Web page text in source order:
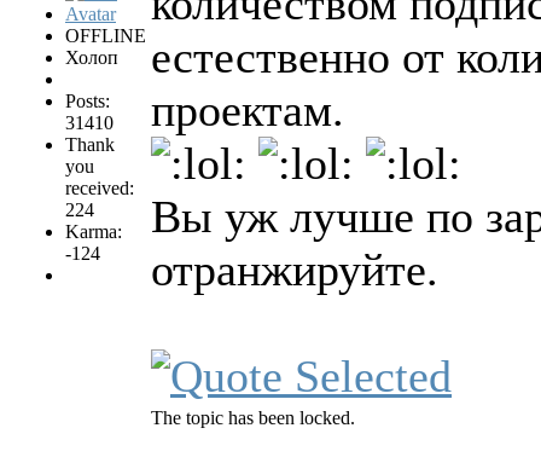
OFFLINE
Холоп
Posts:
31410
Thank
you
received:
224
Karma:
-124
естественно от
проектам.
Вы уж лучше по
отранжируйте.
The topic has been locked.